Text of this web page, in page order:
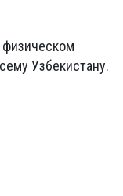
Узбекистану.